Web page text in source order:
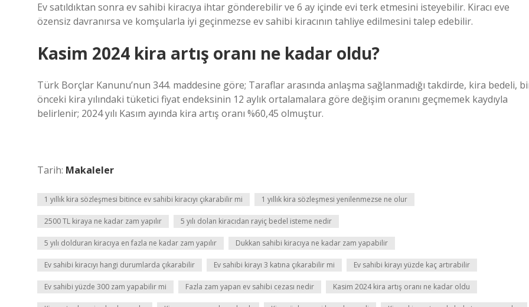
Ev satıldıktan sonra ev sahibi kiracıya ihtar gönderebilir ve 6 ay içinde evi terk etmesini isteyebilir. Kiracı eve
özensiz davranırsa ve komşularla iyi geçinmezse ev sahibi kiracının tahliye edilmesini talep edebilir.
Kasim 2024 kira artış oranı ne kadar oldu?
Türk Borçlar Kanunu’nun 344. maddesine göre; Taraflar arasında anlaşma sağlanmadığı takdirde, kira bedeli,
önceki kira yılındaki tüketici fiyat endeksinin 12 aylık ortalamalara göre değişim oranını geçmemek kaydıyla
belirlenir; 2024 yılı Kasım ayında kira artış oranı %60,45 olmuştur.
Tarih: Makaleler
1 yıllık kira sözleşmesi bitince ev sahibi kiracıyı çıkarabilir mi 1 yıllık kira sözleşmesi yenilenmezse ne olur
2500 TL kiraya ne kadar zam yapılır 5 yılı dolan kiracıdan rayiç bedel isteme nedir
5 yılı dolduran kiracıya en fazla ne kadar zam yapılır Dukkan sahibi kiracıya ne kadar zam yapabilir
Ev sahibi kiracıyı hangi durumlarda çıkarabilir Ev sahibi kirayı 3 katına çıkarabilir mi Ev sahibi kirayı yüzde kaç artırabilir
Ev sahibi yüzde 300 zam yapabilir mi Fazla zam yapan ev sahibi cezası nedir Kasim 2024 kira artış oranı ne kadar oldu